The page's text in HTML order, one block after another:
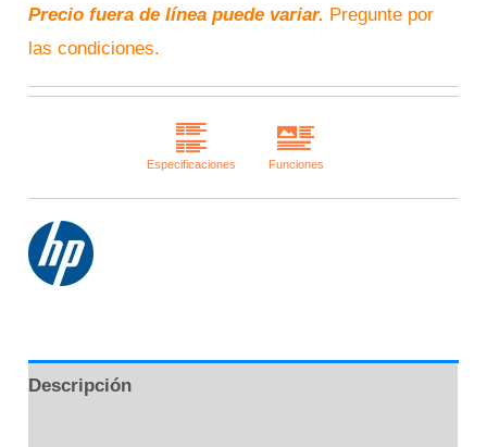
Precio fuera de línea puede variar. Pregunte por
las condiciones.
Descripción